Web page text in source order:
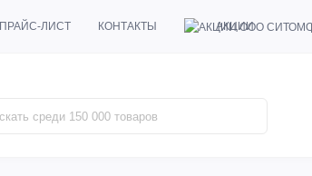
ПРАЙС-ЛИСТ КОНТАКТЫ АКЦИИ